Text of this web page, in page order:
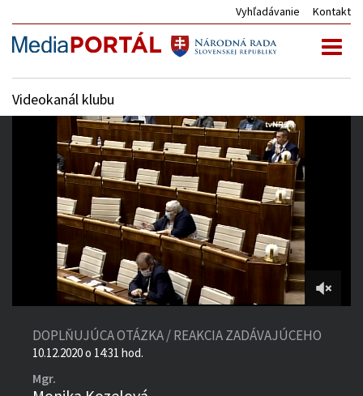
Vyhľadávanie Kontakt
Videokanál klubu
1:33:12
DOPLŇUJÚCA OTÁZKA / REAKCIA ZADÁVAJÚCEHO
10.12.2020 o 14:31 hod.
Mgr.